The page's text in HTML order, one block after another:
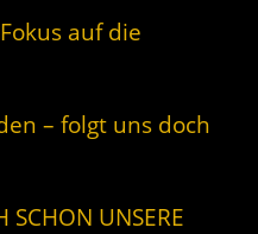
auf die
– folgt uns doch
SCHON UNSERE